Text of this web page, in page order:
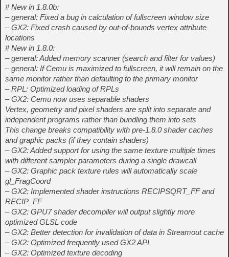
# New in 1.8.0b:
– general: Fixed a bug in calculation of fullscreen window size
– GX2: Fixed crash caused by out-of-bounds vertex attribute
locations
# New in 1.8.0:
– general: Added memory scanner (search and filter for values)
– general: If Cemu is maximized to fullscreen, it will remain on the
same monitor rather than defaulting to the primary monitor
– RPL: Optimized loading of RPLs
– GX2: Cemu now uses separable shaders
Vertex, geometry and pixel shaders are split into separate and
independent programs rather than bundling them into sets
This change breaks compatibility with pre-1.8.0 shader caches
and graphic packs (if they contain shaders)
– GX2: Added support for using the same texture multiple times
with different sampler parameters during a single drawcall
– GX2: Graphic pack texture rules will automatically scale
gl_FragCoord
– GX2: Implemented shader instructions RECIPSQRT_FF and
RECIP_FF
– GX2: GPU7 shader decompiler will output slightly more
optimized GLSL code
– GX2: Better detection for invalidation of data in Streamout cache
– GX2: Optimized frequently used GX2 API
– GX2: Optimized texture decoding